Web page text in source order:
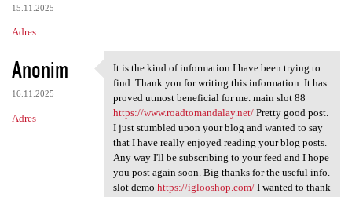
15.11.2025
Adres
Anonim
16.11.2025
Adres
It is the kind of information
It is the kind of information I have been trying to
find. Thank you for writing this information. It has
proved utmost beneficial for me. main slot 88
https://www.roadtomandalay.net/Pretty good post.
I just stumbled upon your blog and wanted to say
that I have really enjoyed reading your blog posts.
Any way I'll be subscribing to your feed and I hope
you post again soon. Big thanks for the useful info.
slot demo https://iglooshop.com/I wanted to thank